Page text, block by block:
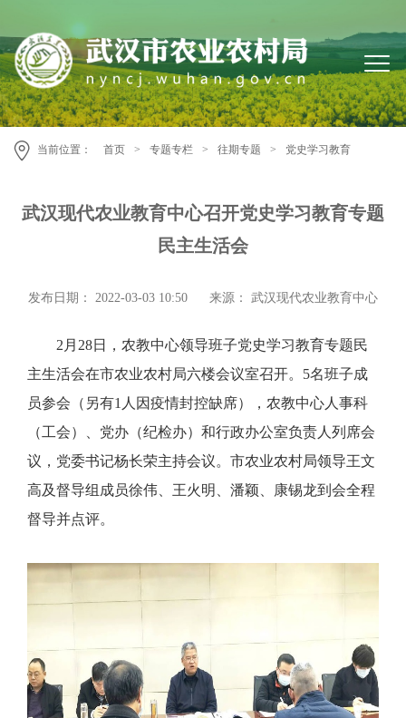
当前位置： 首页 > 专题专栏 > 往期专题 > 党史学习教育
武汉现代农业教育中心召开党史学习教育专题
民主生活会
发布日期： 2022-03-03 10:50 来源： 武汉现代农业教育中心
2月28日，农教中心领导班子党史学习教育专题民
主生活会在市农业农村局六楼会议室召开。5名班子成
员参会（另有1人因疫情封控缺席），农教中心人事科
（工会）、党办（纪检办）和行政办公室负责人列席会
议，党委书记杨长荣主持会议。市农业农村局领导王文
高及督导组成员徐伟、王火明、潘颖、康锡龙到会全程
督导并点评。